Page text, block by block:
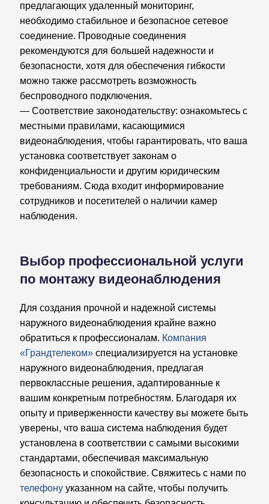
предлагающих удаленный мониторинг,
необходимо стабильное и безопасное сетевое
соединение. Проводные соединения
рекомендуются для большей надежности и
безопасности, хотя для обеспечения гибкости
можно также рассмотреть возможность
беспроводного подключения.
— Соответствие законодательству: ознакомьтесь с
местными правилами, касающимися
видеонаблюдения, чтобы гарантировать, что ваша
установка соответствует законам о
конфиденциальности и другим юридическим
требованиям. Сюда входит информирование
сотрудников и посетителей о наличии камер
наблюдения.
Выбор профессиональной услуги
по монтажу видеонаблюдения
Для создания прочной и надежной системы
наружного видеонаблюдения крайне важно
обратиться к профессионалам. Компания
«Грандтелеком» специализируется на установке
наружного видеонаблюдения, предлагая
первоклассные решения, адаптированные к
вашим конкретным потребностям. Благодаря их
опыту и приверженности качеству вы можете быть
уверены, что ваша система наблюдения будет
установлена ​​в соответствии с самыми высокими
стандартами, обеспечивая максимальную
безопасность и спокойствие. Свяжитесь с нами по
телефону указанном на сайте, чтобы получить